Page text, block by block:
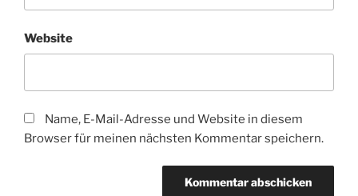
Website
Name, E-Mail-Adresse und Website in diesem
Browser für meinen nächsten Kommentar speichern.